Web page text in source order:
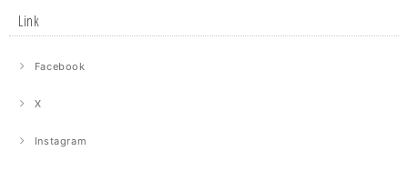
Link
Facebook
X
Instagram